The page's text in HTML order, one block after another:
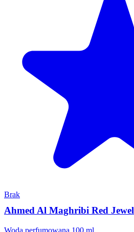
Brak
Ahmed Al Maghribi Red Jewel
Woda perfumowana 100 ml